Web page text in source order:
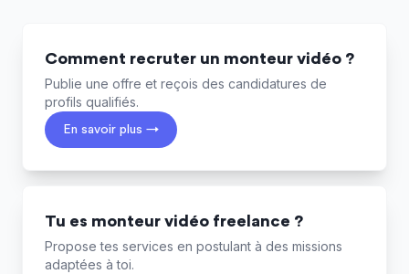
Comment recruter un monteur vidéo ?
Publie une offre et reçois des candidatures de
profils qualifiés.
En savoir plus →
Tu es monteur vidéo freelance ?
Propose tes services en postulant à des missions
adaptées à toi.